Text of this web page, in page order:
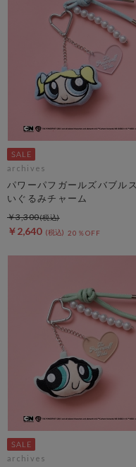
archives
パワーパフガールズバブル
いぐるみチャーム
￥2,640 20％OFF
￥3,300
archives